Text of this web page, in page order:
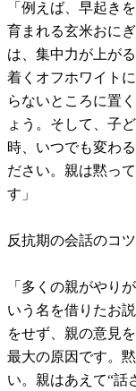
「例えば、早起き
育まれる玄米おに
は、集中力が上が
着くオフホワイト
らないところに置
ょう。そして、子
時、いつでも変わ
ださい。親は黙っ
す」
反抗期の会話のコ
「多くの親がやり
いう名を借りたお
をせず、親の意見
最大の原因です。
い。親はあえて“話